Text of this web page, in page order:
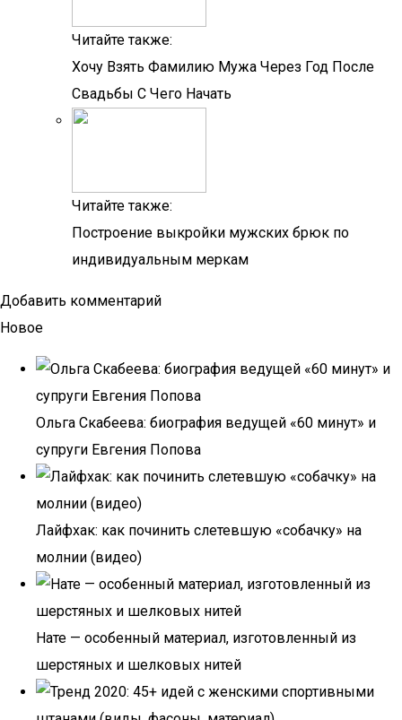
Читайте также:
Хочу Взять Фамилию Мужа Через Год После
Свадьбы С Чего Начать
Читайте также:
Построение выкройки мужских брюк по
индивидуальным меркам
Добавить комментарий
Новое
Ольга Скабеева: биография ведущей «60 минут» и
супруги Евгения Попова
Лайфхак: как починить слетевшую «собачку» на
молнии (видео)
Нате — особенный материал, изготовленный из
шерстяных и шелковых нитей